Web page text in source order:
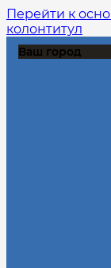
Перейти к
колонтитул
Ваш город